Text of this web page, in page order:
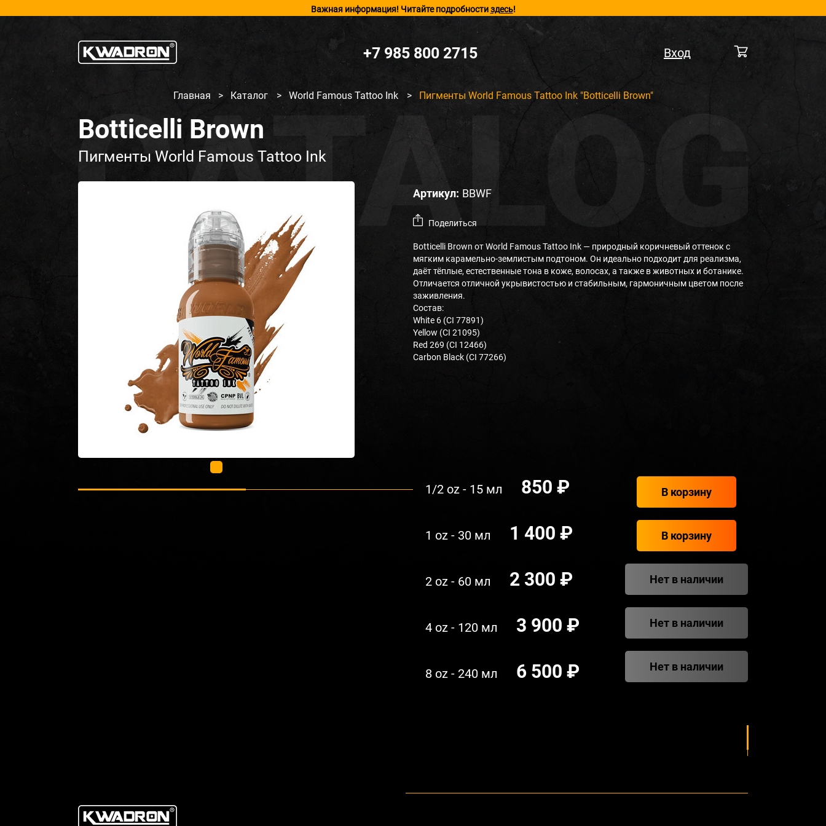
Важная информация! Читайте подробностиздесь!
+7 985 800 2715 Вход
Главная > Каталог > World Famous Tattoo Ink > Пигменты World Famous Tattoo Ink "Botticelli Brown"
Botticelli Brown
Пигменты World Famous Tattoo Ink
Артикул: BBWF
Поделиться
Botticelli Brown от World Famous Tattoo Ink — природный коричневый оттенок с
мягким карамельно-землистым подтоном. Он идеально подходит для реализма,
даёт тёплые, естественные тона в коже, волосах, а также в животных и ботанике.
Отличается отличной укрывистостью и стабильным, гармоничным цветом после
заживления.
Состав:
White 6 (CI 77891)
Yellow (CI 21095)
Red 269 (CI 12466)
Carbon Black (CI 77266)
1/2 oz - 15 мл 850 ₽
1 oz - 30 мл 1 400 ₽
2 oz - 60 мл 2 300 ₽
4 oz - 120 мл 3 900 ₽
8 oz - 240 мл 6 500 ₽
В корзину
В корзину
Нет в наличии
Нет в наличии
Нет в наличии